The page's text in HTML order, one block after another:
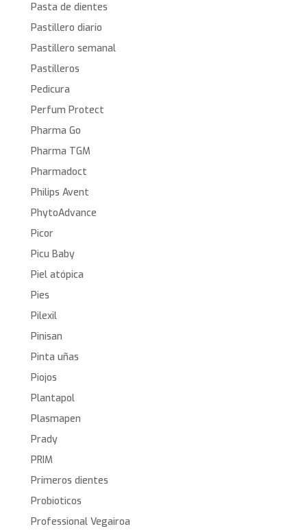
Pasta de dientes
Pastillero diario
Pastillero semanal
Pastilleros
Pedicura
Perfum Protect
Pharma Go
Pharma TGM
Pharmadoct
Philips Avent
PhytoAdvance
Picor
Picu Baby
Piel atópica
Pies
Pilexil
Pinisan
Pinta uñas
Piojos
Plantapol
Plasmapen
Prady
PRIM
Primeros dientes
Probioticos
Professional Vegairoa